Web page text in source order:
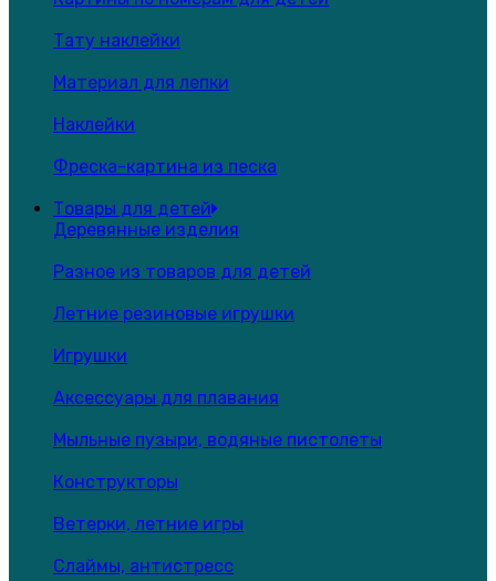
Тату наклейки
Материал для лепки
Наклейки
Фреска-картина из песка
Товары для детей
Деревянные изделия
Разное из товаров для детей
Летние резиновые игрушки
Игрушки
Аксессуары для плавания
Мыльные пузыри, водяные пистолеты
Конструкторы
Ветерки, летние игры
Слаймы, антистресс